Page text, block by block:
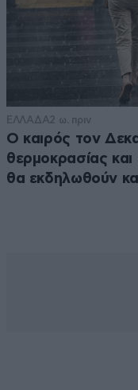
ΕΛΛΑΔΑ2 ω. πριν
Ο καιρός τον
θερμοκρασίας
θα εκδηλωθούν